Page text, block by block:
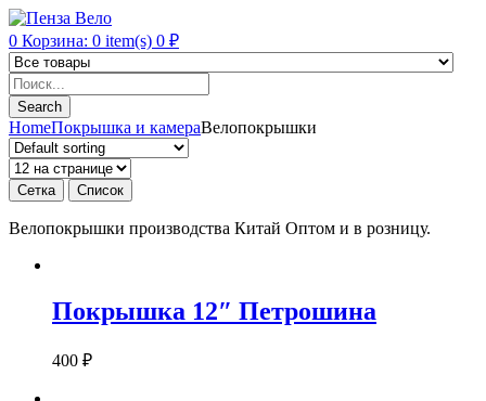
0 Корзина: 0 item(s) 0 ₽
Products
search
Search
HomeПокрышка и камераВелопокрышки
Сетка Список
Велопокрышки производства Китай Оптом и в розницу.
Покрышка 12″ Петрошина
400 ₽